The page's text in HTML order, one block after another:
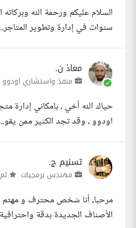
سنوات في إدارة وتطوير
معاذ ن.
منفذ واستشاري اودوو
حياك الله أخي ، بامكاني
اودوو ، وقد تجد الكثير ممن يقو...
تسنيم ج.
مهندس برمجيات
مرحبا، أنا شخص محترف و مهتم
الأصناف الجديدة بدقة